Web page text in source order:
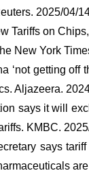
2025/04/
Tariffs on
New York
‘not getting off
Aljazeera.
says it will
KMBC.
says